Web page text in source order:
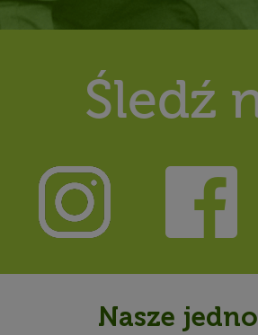
Śledź
Nasze